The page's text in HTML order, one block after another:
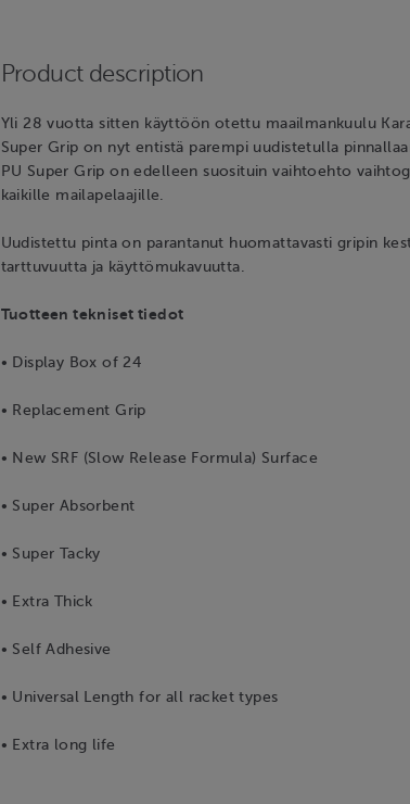
Product description
Yli 28 vuotta sitten käyttöön otettu maailmankuulu
Super Grip on nyt entistä parempi uudistetulla
PU Super Grip on edelleen suosituin vaihtoehto
kaikille mailapelaajille.
Uudistettu pinta on parantanut huomattavasti gripin
tarttuvuutta ja käyttömukavuutta.
Tuotteen tekniset tiedot
• Display Box of 24
• Replacement Grip
• New SRF (Slow Release Formula) Surface
• Super Absorbent
• Super Tacky
• Extra Thick
• Self Adhesive
• Universal Length for all racket types
• Extra long life